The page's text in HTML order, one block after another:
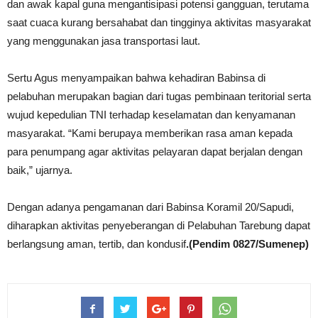
dan awak kapal guna mengantisipasi potensi gangguan, terutama
saat cuaca kurang bersahabat dan tingginya aktivitas masyarakat
yang menggunakan jasa transportasi laut.
Sertu Agus menyampaikan bahwa kehadiran Babinsa di
pelabuhan merupakan bagian dari tugas pembinaan teritorial serta
wujud kepedulian TNI terhadap keselamatan dan kenyamanan
masyarakat. “Kami berupaya memberikan rasa aman kepada
para penumpang agar aktivitas pelayaran dapat berjalan dengan
baik,” ujarnya.
Dengan adanya pengamanan dari Babinsa Koramil 20/Sapudi,
diharapkan aktivitas penyeberangan di Pelabuhan Tarebung dapat
berlangsung aman, tertib, dan kondusif.(Pendim 0827/Sumenep)